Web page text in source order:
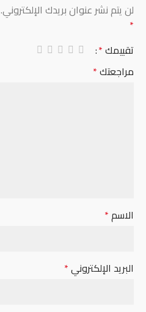
لن يتم نشر عنوان بريدك الإلكتروني.
*
تقييمك*
مراجعتك*
الاسم*
البريد الإلكتروني*